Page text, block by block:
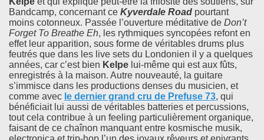
Bandcamp, concernant ce Kyverdale Road pourtant
moins cotonneux. Passée l’ouverture méditative de Don’t
Forget To Breathe Eh, les rythmiques syncopées refont en
effet leur apparition, sous forme de véritables drums plus
feutrés que dans les live sets du Londonien il y a quelques
années, car c’est bien Kelpe lui-même qui est aux fûts,
enregistrés à la maison. Autre nouveauté, la guitare
s’immisce dans les productions denses du musicien, et
comme avec le dernier grand cru de Prefuse 73, qui
bénéficiait lui aussi de véritables batteries et percussions,
tout cela contribue à un feeling particulièrement organique,
faisant de ce chaînon manquant entre kosmische musik,